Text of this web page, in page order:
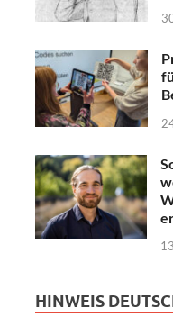
HINWEIS